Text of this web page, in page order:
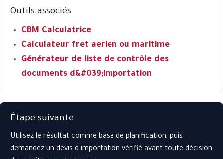
Outils associés
CBM Calculatrice
Calculateur fret aerien ou maritime
Générateur de liste de contrôle des
documents d&#039;importation
Étape suivante
Utilisez le résultat comme base de planification, puis
demandez un devis d importation vérifié avant toute décision